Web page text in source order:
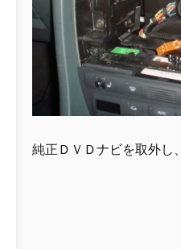
純正ＤＶＤナビを取外し、